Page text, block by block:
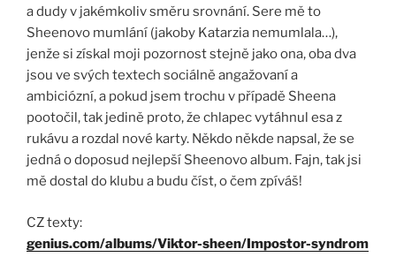
a dudy v jakémkoliv směru srovnání. Sere mě to
Sheenovo mumlání (jakoby Katarzia nemumlala…),
jenže si získal moji pozornost stejně jako ona, oba dva
jsou ve svých textech sociálně angažovaní a
ambiciózní, a pokud jsem trochu v případě Sheena
pootočil, tak jedině proto, že chlapec vytáhnul esa z
rukávu a rozdal nové karty. Někdo někde napsal, že se
jedná o doposud nejlepší Sheenovo album. Fajn, tak jsi
mě dostal do klubu a budu číst, o čem zpíváš!
CZ texty:
genius.com/albums/Viktor-sheen/Impostor-syndrom